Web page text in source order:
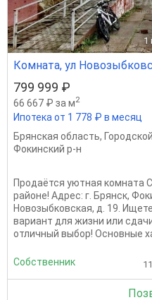
1
Комната, ул
799 999 ₽
66 667 ₽ за м2
Ипотека от 1 778 ₽ в месяц
Брянская область,
Фокинский р-н
Продаётся уютная
районе! Адрес: г. Брянск,
Новозыбковская, д. 19.
вариант для жизни или
отличный выбор! Основные
Собственник